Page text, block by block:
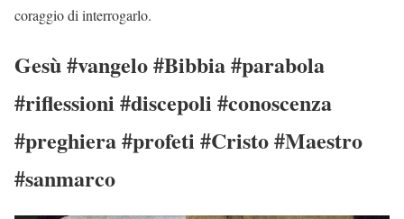
coraggio di interrogarlo.
Gesù #vangelo #Bibbia #parabola
#riflessioni #discepoli #conoscenza
#preghiera #profeti #Cristo #Maestro
#sanmarco